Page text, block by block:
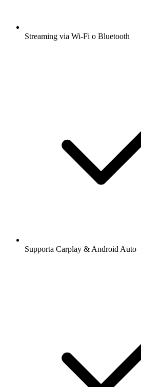
Streaming via Wi-Fi o Bluetooth
Supporta Carplay & Android Auto